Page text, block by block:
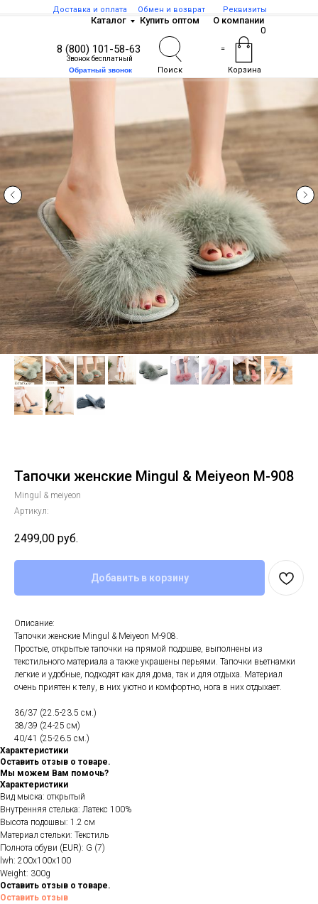
8 (800) 101-58-63
Звонок бесплатный
Каталог Купить оптом О компании
Доставка и оплата Обмен и возврат Реквизиты
0
=
Обратный звонок Поиск Корзина
Тапочки женские Mingul & Meiyeon M-908
Mingul & meiyeon
Артикул:
2499,00 руб.
Добавить в корзину
Описание:
Тапочки женские Mingul & Meiyeon M-908.
Простые, открытые тапочки на прямой подошве, выполнены из
текстильного материала а также украшены перьями. Тапочки вьетнамки
легкие и удобные, подходят как для дома, так и для отдыха. Материал
очень приятен к телу, в них уютно и комфортно, нога в них отдыхает.
36/37 (22.5-23.5 см.)
38/39 (24-25 см)
40/41 (25-26.5 см.)
Характеристики
Оставить отзыв о товаре.
Мы можем Вам помочь?
Характеристики
Вид мыска: открытый
Внутренняя стелька: Латекс 100%
Высота подошвы: 1.2 см
Материал стельки: Текстиль
Полнота обуви (EUR): G (7)
lwh: 200x100x100
Weight: 300g
Оставить отзыв о товаре.
Оставить отзыв